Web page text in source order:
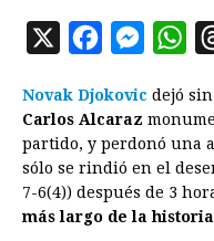
X
c
e
b
o
M
s
s
e
n
W
a
t
s
A
Novak Djokovic dejó
Carlos Alcaraz
partido, y perdonó una
sólo se rindió en el
7-6(4)) después de 3
más largo de la